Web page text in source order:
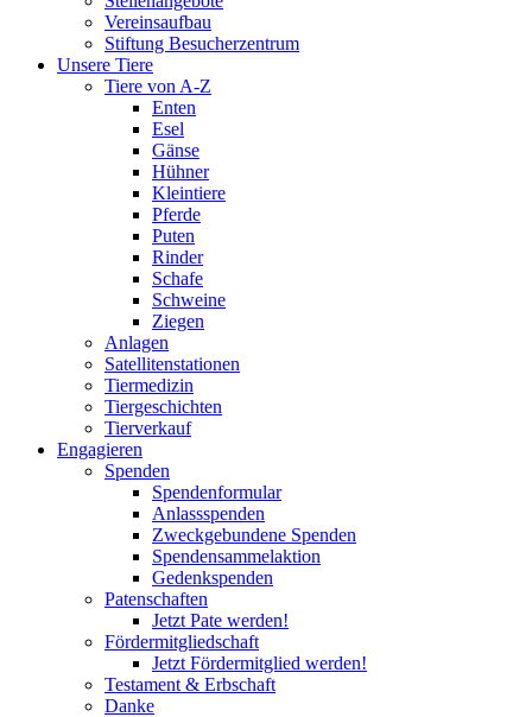
Vereinsaufbau
Stiftung Besucherzentrum
Unsere Tiere
Tiere von A-Z
Enten
Esel
Gänse
Hühner
Kleintiere
Pferde
Puten
Rinder
Schafe
Schweine
Ziegen
Anlagen
Satellitenstationen
Tiermedizin
Tiergeschichten
Tierverkauf
Engagieren
Spenden
Spendenformular
Anlassspenden
Zweckgebundene Spenden
Spendensammelaktion
Gedenkspenden
Patenschaften
Jetzt Pate werden!
Fördermitgliedschaft
Jetzt Fördermitglied werden!
Testament & Erbschaft
Danke